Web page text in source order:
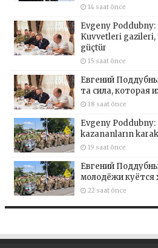
14 saat önce
Evgeny Poddubny:
Kuvvetleri
güçtür
15 saat önce
Евгений
та сила, которая
18 saat önce
Evgeny
kazananların
19 saat önce
Евгений
молодёжи куётся
22 saat önce